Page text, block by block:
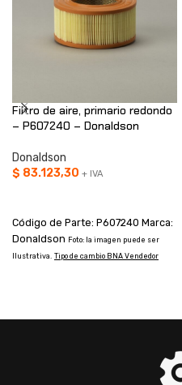
Filtro de aire, primario redondo
– P607240 – Donaldson
Donaldson
$ 83.123,30 + IVA
Código de Parte: P607240 Marca:
Donaldson Foto: la imagen puede ser
Ilustrativa. Tipo de cambio BNA Vendedor